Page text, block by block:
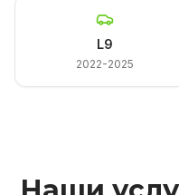
L9
2022-2025